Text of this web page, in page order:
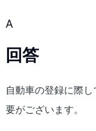
A
回答
自動車の登録に際
要がございます。